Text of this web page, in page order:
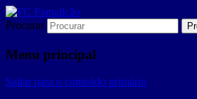
FC Famalicão
Memória
Procurar
Menu principal
Saltar para o conteúdo primário